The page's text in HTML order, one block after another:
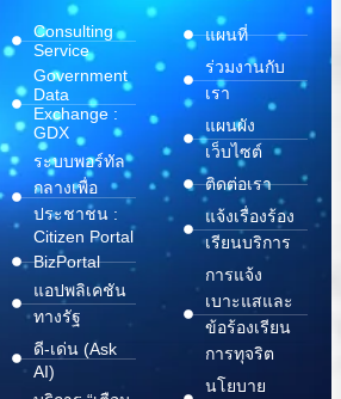
Consulting
Service
Government
Data
Exchange :
GDX
ระบบพอร์ทัล
กลางเพื่อ
ประชาชน :
Citizen Portal
BizPortal
แอปพลิเคชัน
ทางรัฐ
ดี-เด่น (Ask
AI)
แผนที่
ร่วมงานกับ
เรา
แผนผัง
เว็บไซต์
ติดต่อเรา
แจ้งเรื่องร้อง
เรียนบริการ
การแจ้ง
เบาะแสและ
ข้อร้องเรียน
การทุจริต
นโยบาย